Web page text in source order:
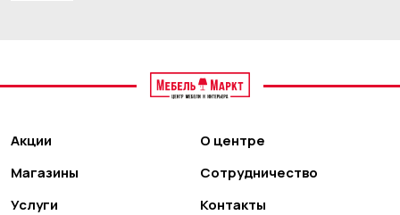
Акции
Магазины
Услуги
О центре
Сотрудничество
Контакты